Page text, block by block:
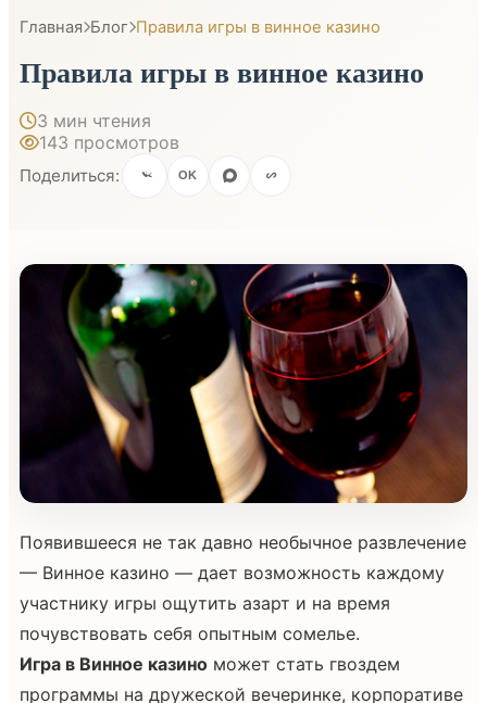
Главная Блог Правила игры в винное казино
Правила игры в винное казино
3 мин чтения
143 просмотров
Поделиться: OK
Появившееся не так давно необычное развлечение
— Винное казино — дает возможность каждому
участнику игры ощутить азарт и на время
почувствовать себя опытным сомелье.
Игра в Винное казино может стать гвоздем
программы на дружеской вечеринке, корпоративе